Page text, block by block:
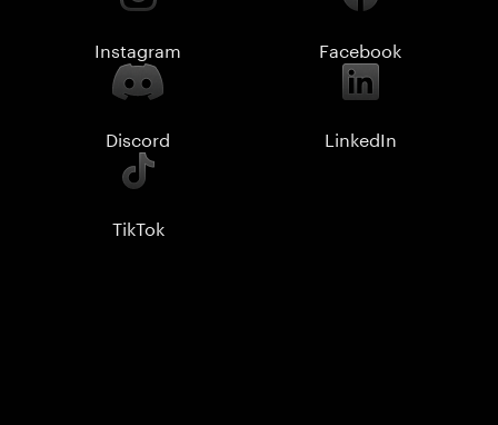
Instagram Facebook
Discord LinkedIn
TikTok